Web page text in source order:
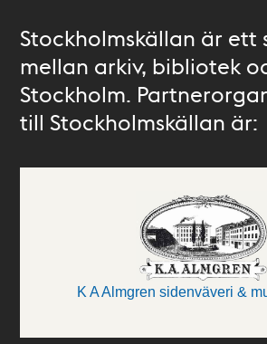
Stockholmskällan är ett
mellan arkiv, bibliotek
Stockholm.
till Stockholmskällan är:
K A Almgren sidenväveri &